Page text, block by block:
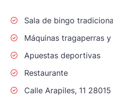
Sala de bingo
Máquinas tragaperras
Apuestas deportivas
Restaurante
Calle Arapiles, 11